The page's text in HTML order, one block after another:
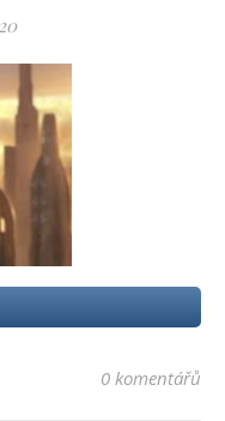
0 komentářů